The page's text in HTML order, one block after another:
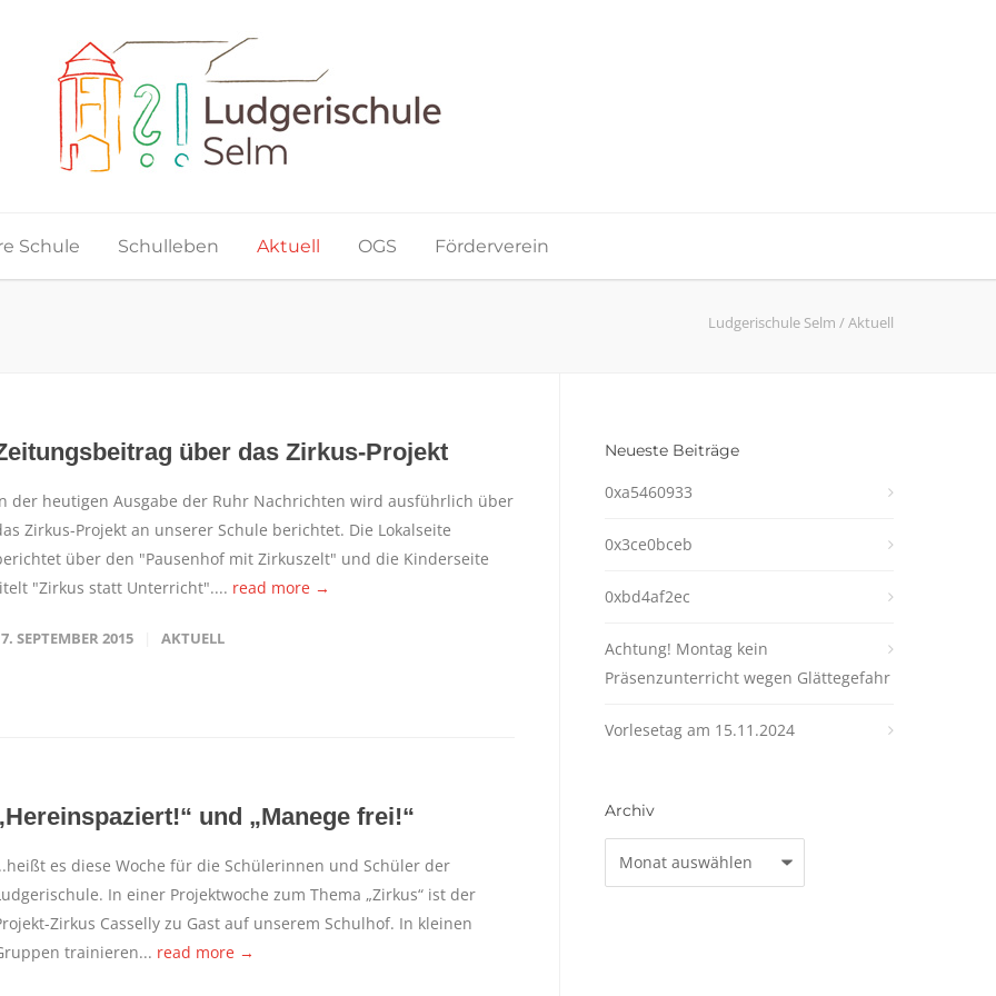
Schule Schulleben Aktuell OGS Förderverein
Ludgerischule Selm /Aktuell
über das Zirkus-Projekt
der heutigen Ausgabe der Ruhr Nachrichten wird ausführlich über
Zirkus-Projekt an unserer Schule berichtet. Die Lokalseite
über den "Pausenhof mit Zirkuszelt" und die Kinderseite
"Zirkus statt Unterricht".... read more →
SEPTEMBER 2015 AKTUELL
und „Manege frei!“
es diese Woche für die Schülerinnen und Schüler der
In einer Projektwoche zum Thema „Zirkus“ ist der
Zirkus Casselly zu Gast auf unserem Schulhof. In kleinen
trainieren... read more →
Neueste Beiträge
0xa5460933
0x3ce0bceb
0xbd4af2ec
Achtung! Montag kein
Präsenzunterricht wegen Glättegefahr
Vorlesetag am 15.11.2024
Archiv